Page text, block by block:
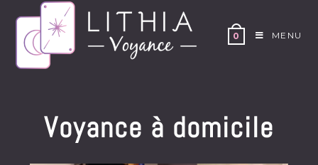
0 MENU
Voyance à domicile